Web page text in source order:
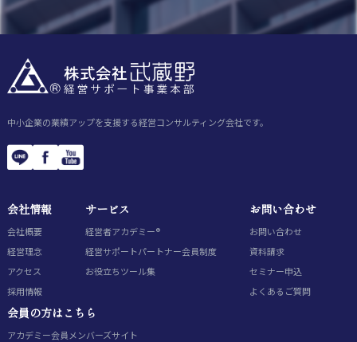
中小企業の業績アップを支援する経営コンサルティング会社です。
会社情報
会社概要
経営理念
アクセス
採用情報
サービス
経営者アカデミー®
経営サポートパートナー会員制度
お役立ちツール集
お問い合わせ
お問い合わせ
資料請求
セミナー申込
よくあるご質問
会員の方はこちら
アカデミー会員 メンバーズサイト